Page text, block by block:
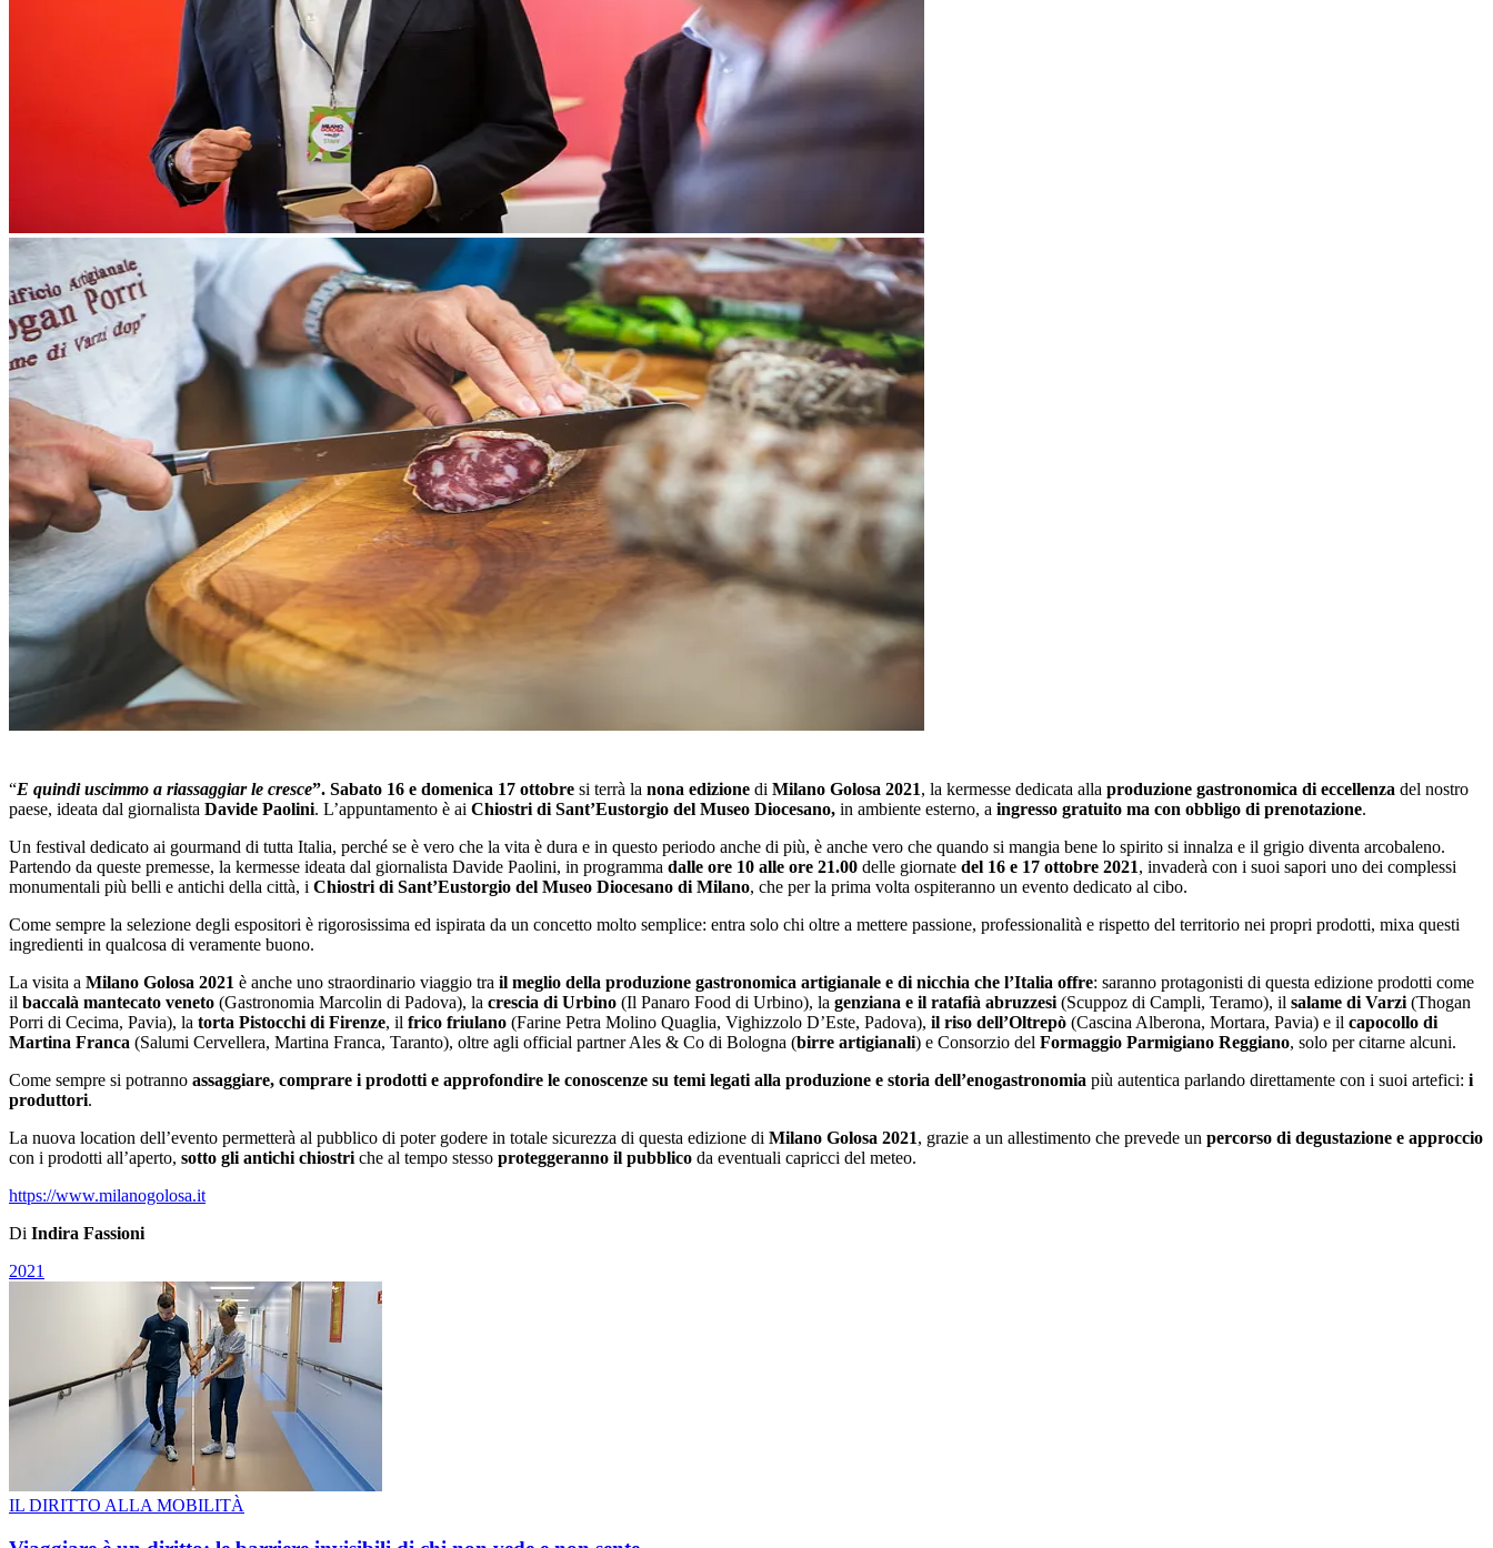
“E quindi uscimmo a riassaggiar le cresce”. Sabato 16 e domenica 17 ottobre si terrà la nona edizione di Milano Golosa 2021, la kermesse dedicata alla produzione gastronomica di eccellenza del nostro
paese, ideata dal giornalista Davide Paolini. L’appuntamento è ai Chiostri di Sant’Eustorgio del Museo Diocesano, in ambiente esterno, a ingresso gratuito ma con obbligo di prenotazione.
Un festival dedicato ai gourmand di tutta Italia, perché se è vero che la vita è dura e in questo periodo anche di più, è anche vero che quando si mangia bene lo spirito si innalza e il grigio diventa arcobaleno.
Partendo da queste premesse, la kermesse ideata dal giornalista Davide Paolini, in programma dalle ore 10 alle ore 21.00 delle giornate del 16 e 17 ottobre 2021, invaderà con i suoi sapori uno dei complessi
monumentali più belli e antichi della città, i Chiostri di Sant’Eustorgio del Museo Diocesano di Milano, che per la prima volta ospiteranno un evento dedicato al cibo.
Come sempre la selezione degli espositori è rigorosissima ed ispirata da un concetto molto semplice: entra solo chi oltre a mettere passione, professionalità e rispetto del territorio nei propri prodotti, mixa questi
ingredienti in qualcosa di veramente buono.
La visita a Milano Golosa 2021 è anche uno straordinario viaggio tra il meglio della produzione gastronomica artigianale e di nicchia che l’Italia offre: saranno protagonisti di questa edizione prodotti come
il baccalà mantecato veneto (Gastronomia Marcolin di Padova), la crescia di Urbino (Il Panaro Food di Urbino), la genziana e il ratafià abruzzesi (Scuppoz di Campli, Teramo), il salame di Varzi (Thogan
Porri di Cecima, Pavia), la torta Pistocchi di Firenze, il frico friulano (Farine Petra Molino Quaglia, Vighizzolo D’Este, Padova), il riso dell’Oltrepò (Cascina Alberona, Mortara, Pavia) e il capocollo di
Martina Franca (Salumi Cervellera, Martina Franca, Taranto), oltre agli official partner Ales & Co di Bologna (birre artigianali) e Consorzio del Formaggio Parmigiano Reggiano, solo per citarne alcuni.
Come sempre si potranno assaggiare, comprare i prodotti e approfondire le conoscenze su temi legati alla produzione e storia dell’enogastronomia più autentica parlando direttamente con i suoi artefici: i
produttori.
La nuova location dell’evento permetterà al pubblico di poter godere in totale sicurezza di questa edizione di Milano Golosa 2021, grazie a un allestimento che prevede un percorso di degustazione e approccio
con i prodotti all’aperto, sotto gli antichi chiostri che al tempo stesso proteggeranno il pubblico da eventuali capricci del meteo.
https://www.milanogolosa.it
Di Indira Fassioni
2021
IL DIRITTO ALLA MOBILITÀ